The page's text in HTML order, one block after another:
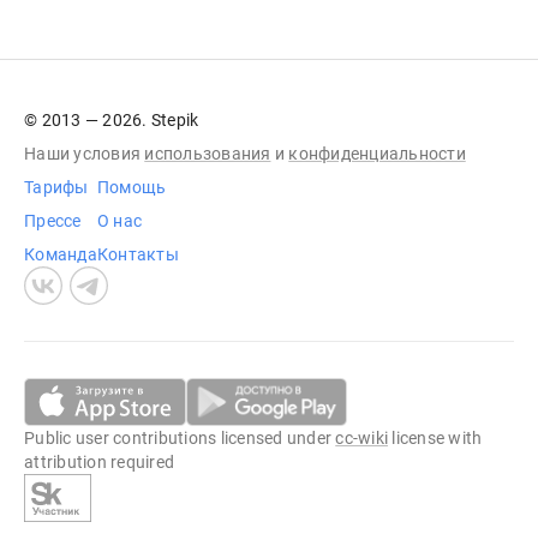
© 2013 — 2026. Stepik
Наши условия использования и конфиденциальности
Тарифы
Прессе
Команда
Помощь
О нас
Контакты
Public user contributions licensed undercc-wiki license with
attribution required